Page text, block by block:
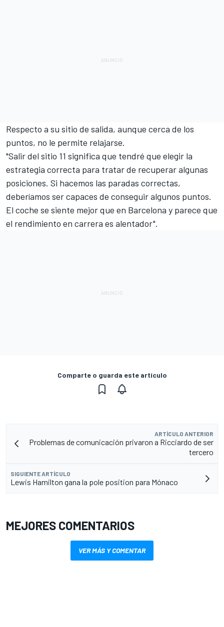
Respecto a su sitio de salida, aunque cerca de los
puntos, no le permite relajarse.
"Salir del sitio 11 significa que tendré que elegir la
estrategia correcta para tratar de recuperar algunas
posiciones. Si hacemos las paradas correctas,
deberíamos ser capaces de conseguir algunos puntos.
El coche se siente mejor que en Barcelona y parece que
el rendimiento en carrera es alentador".
Comparte o guarda este artículo
ARTÍCULO ANTERIOR
Problemas de comunicación privaron a Ricciardo de ser
tercero
SIGUIENTE ARTÍCULO
Lewis Hamilton gana la pole position para Mónaco
MEJORES COMENTARIOS
VER MÁS Y COMENTAR